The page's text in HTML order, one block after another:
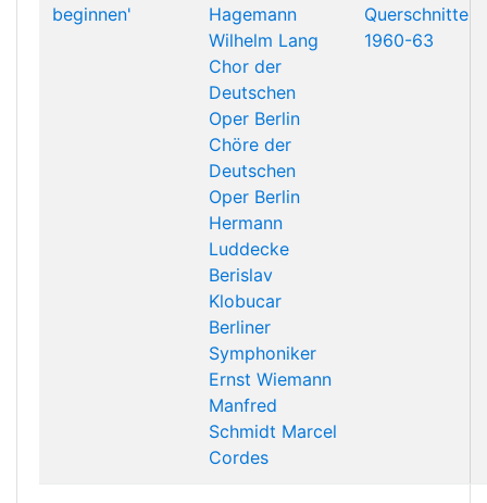
beginnen'
Hagemann
Wilhelm Lang
Chor der
Deutschen
Oper Berlin
Chöre der
Deutschen
Oper Berlin
Hermann
Luddecke
Berislav
Klobucar
Berliner
Symphoniker
Ernst Wiemann
Manfred
Schmidt Marcel
Cordes
Querschnitte
1960-63